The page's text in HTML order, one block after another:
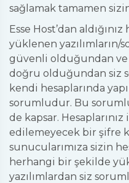
sağlamak tamamen
Esse Host’dan
yüklenen
güvenli olduğundan
doğru olduğundan siz
kendi hesaplarında
sorumludur. Bu
de kapsar.
edilemeyecek bir şifre
sunucularımıza sizin
herhangi bir şekilde
yazılımlardan siz